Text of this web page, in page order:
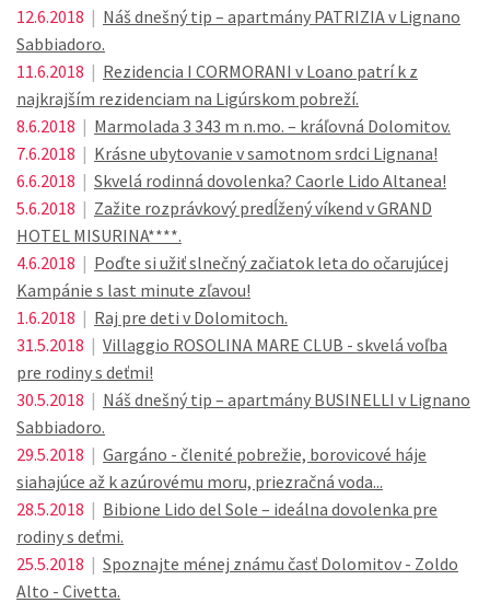
12.6.2018 | Náš dnešný tip – apartmány PATRIZIA v Lignano
Sabbiadoro.
11.6.2018 | Rezidencia I CORMORANI v Loano patrí k z
najkrajším rezidenciam na Ligúrskom pobreží.
8.6.2018 | Marmolada 3 343 m n.mo. – kráľovná Dolomitov.
7.6.2018 | Krásne ubytovanie v samotnom srdci Lignana!
6.6.2018 | Skvelá rodinná dovolenka? Caorle Lido Altanea!
5.6.2018 | Zažite rozprávkový predĺžený víkend v GRAND
HOTEL MISURINA****.
4.6.2018 | Poďte si užiť slnečný začiatok leta do očarujúcej
Kampánie s last minute zľavou!
1.6.2018 | Raj pre deti v Dolomitoch.
31.5.2018 | Villaggio ROSOLINA MARE CLUB - skvelá voľba
pre rodiny s deťmi!
30.5.2018 | Náš dnešný tip – apartmány BUSINELLI v Lignano
Sabbiadoro.
29.5.2018 | Gargáno - členité pobrežie, borovicové háje
siahajúce až k azúrovému moru, priezračná voda...
28.5.2018 | Bibione Lido del Sole – ideálna dovolenka pre
rodiny s deťmi.
25.5.2018 | Spoznajte ménej známu časť Dolomitov - Zoldo
Alto - Civetta.